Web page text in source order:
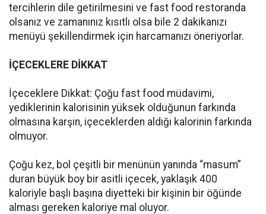
tercihlerin dile getirilmesini ve fast food restoranda
olsanız ve zamanınız kısıtlı olsa bile 2 dakikanızı
menüyü şekillendirmek için harcamanızı öneriyorlar.
İÇECEKLERE DİKKAT
İçeceklere Dikkat: Çoğu fast food müdavimi,
yediklerinin kalorisinin yüksek olduğunun farkında
olmasına karşın, içeceklerden aldığı kalorinin farkında
olmuyor.
Çoğu kez, bol çeşitli bir menünün yanında “masum”
duran büyük boy bir asitli içecek, yaklaşık 400
kaloriyle başlı başına diyetteki bir kişinin bir öğünde
alması gereken kaloriye mal oluyor.